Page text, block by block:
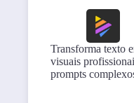
Transforma texto
visuais
prompts